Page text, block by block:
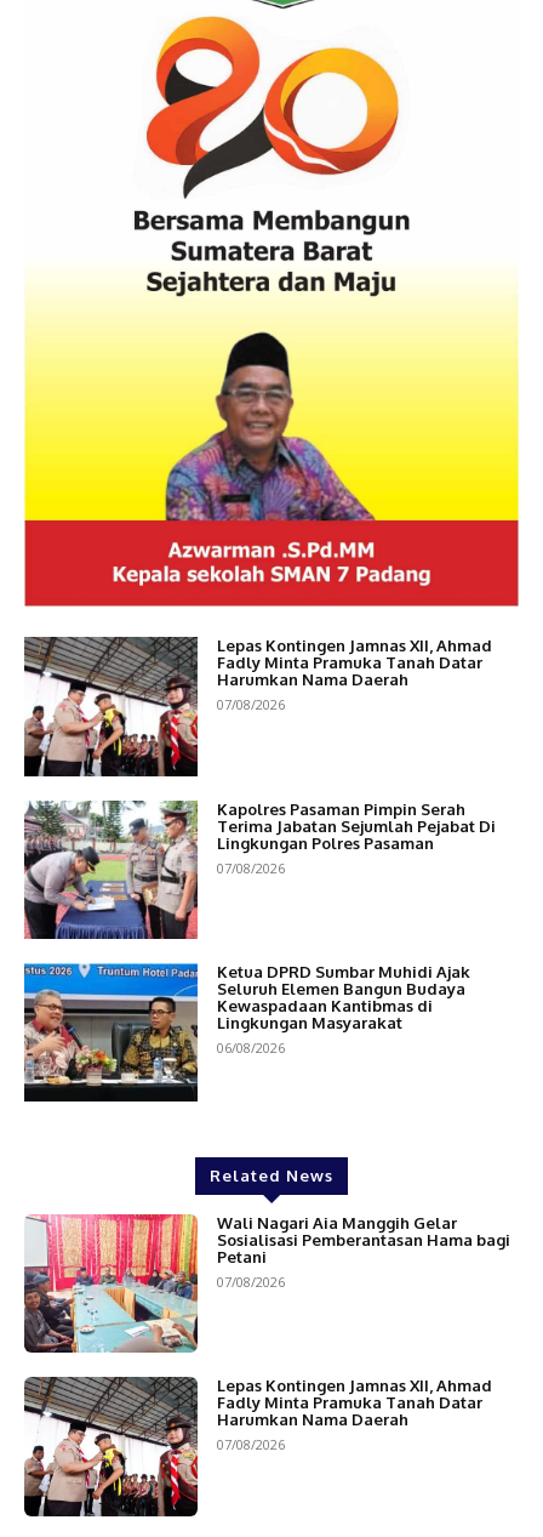
Lepas Kontingen Jamnas XII, Ahmad
Fadly Minta Pramuka Tanah Datar
Harumkan Nama Daerah
07/08/2026
Kapolres Pasaman Pimpin Serah
Terima Jabatan Sejumlah Pejabat Di
Lingkungan Polres Pasaman
07/08/2026
Ketua DPRD Sumbar Muhidi Ajak
Seluruh Elemen Bangun Budaya
Kewaspadaan Kantibmas di
Lingkungan Masyarakat
06/08/2026
Related News
Wali Nagari Aia Manggih Gelar
Sosialisasi Pemberantasan Hama bagi
Petani
07/08/2026
Lepas Kontingen Jamnas XII, Ahmad
Fadly Minta Pramuka Tanah Datar
Harumkan Nama Daerah
07/08/2026